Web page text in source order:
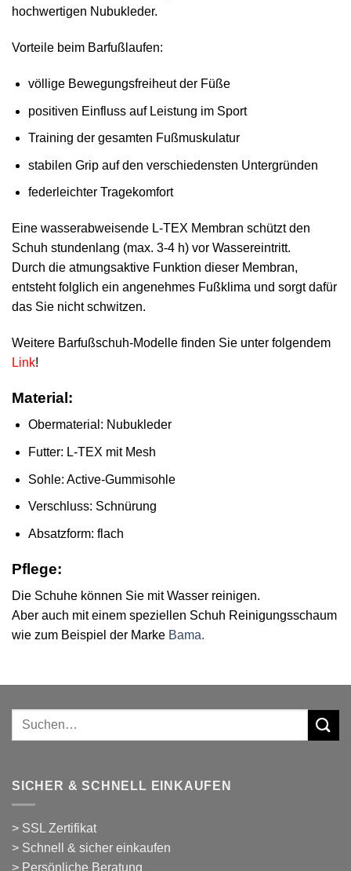
hochwertigen Nubukleder.
Vorteile beim Barfußlaufen:
völlige Bewegungsfreiheut der Füße
positiven Einfluss auf Leistung im Sport
Training der gesamten Fußmuskulatur
stabilen Grip auf den verschiedensten Untergründen
federleichter Tragekomfort
Eine wasserabweisende L-TEX Membran schützt den
Schuh stundenlang (max. 3-4 h) vor Wassereintritt.
Durch die atmungsaktive Funktion dieser Membran,
entsteht folglich ein angenehmes Fußklima und sorgt dafür
das Sie nicht schwitzen.
Weitere Barfußschuh-Modelle finden Sie unter folgendem
Link!
Material:
Obermaterial: Nubukleder
Futter: L-TEX mit Mesh
Sohle: Active-Gummisohle
Verschluss: Schnürung
Absatzform: flach
Pflege:
Die Schuhe können Sie mit Wasser reinigen.
Aber auch mit einem speziellen Schuh Reinigungsschaum
wie zum Beispiel der Marke Bama.
Suchen
SICHER & SCHNELL EINKAUFEN
> SSL Zertifikat
> Schnell & sicher einkaufen
> Persönliche Beratung